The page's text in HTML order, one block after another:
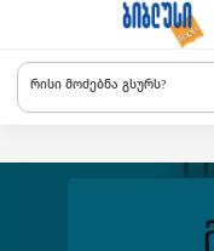
რისი მოძებნა გსურს?